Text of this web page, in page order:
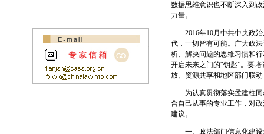
数据思维意识也不断深入到
力量。
2016年10月中共中央政治
代，一切皆有可能。广大政
析、解决问题的思维习惯和
开启未来之门的“钥匙”。要
放、资源共享和地区部门联
为认真贯彻落实孟建柱同
合自己从事的专业工作，对
建议。
一、政法部门信息化建设